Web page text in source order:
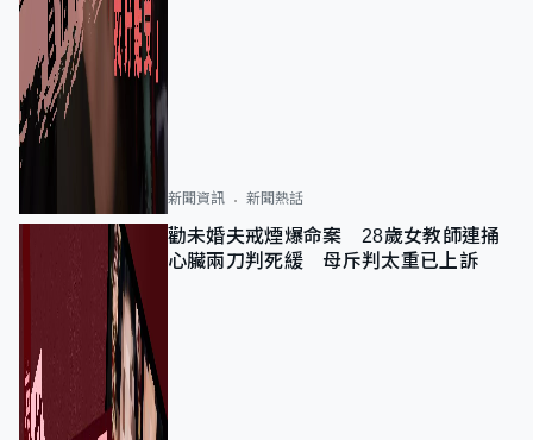
新聞資訊 新聞熱話
勸未婚夫戒煙爆命案 28歲女教師連捅
心臟兩刀判死緩 母斥判太重已上訴